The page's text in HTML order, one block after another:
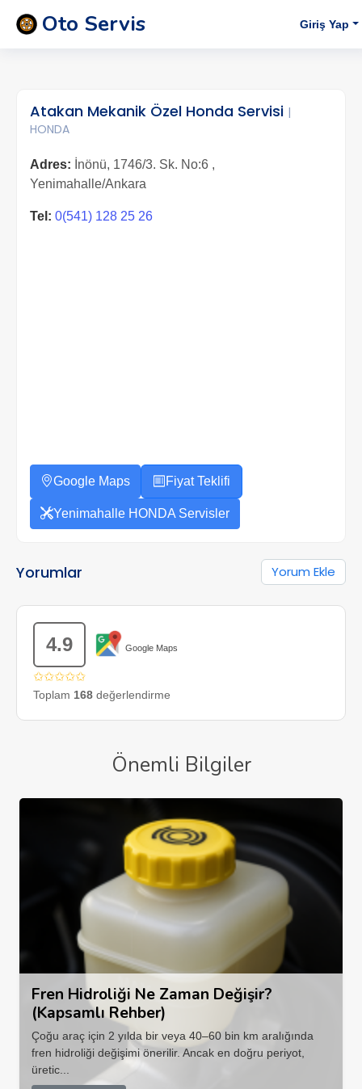
Oto Servis Giriş Yap
Atakan Mekanik Özel Honda Servisi |
HONDA
Adres: İnönü, 1746/3. Sk. No:6 ,
Yenimahalle/Ankara
Tel: 0(541) 128 25 26
Google Maps Fiyat Teklifi
Yenimahalle HONDA Servisler
Yorumlar Yorum Ekle
4.9 Google Maps
✩✩✩✩✩
Toplam 168 değerlendirme
Önemli Bilgiler
Fren Hidroliği Ne Zaman Değişir?
(Kapsamlı Rehber)
Çoğu araç için 2 yılda bir veya 40–60 bin km aralığında
fren hidroliği değişimi önerilir. Ancak en doğru periyot,
üretic...